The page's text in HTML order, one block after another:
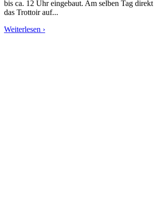
bis ca. 12 Uhr eingebaut. Am selben Tag
das Trottoir auf...
Weiterlesen ›